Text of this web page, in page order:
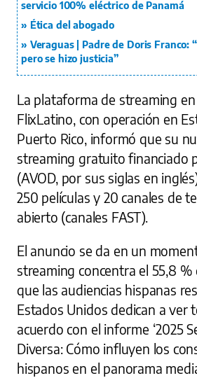
servicio 100% eléctrico de Panamá
Ética del abogado
Veraguas | Padre de Doris Franco:
pero se hizo justicia”
La plataforma de streaming
FlixLatino, con operación en
Puerto Rico, informó que su
streaming gratuito financiado
(AVOD, por sus siglas en
250 películas y 20 canales de
abierto (canales FAST).
El anuncio se da en un
streaming concentra el 55,8
que las audiencias hispanas
Estados Unidos dedican a ver
acuerdo con el informe ‘2025
Diversa: Cómo influyen los
hispanos en el panorama